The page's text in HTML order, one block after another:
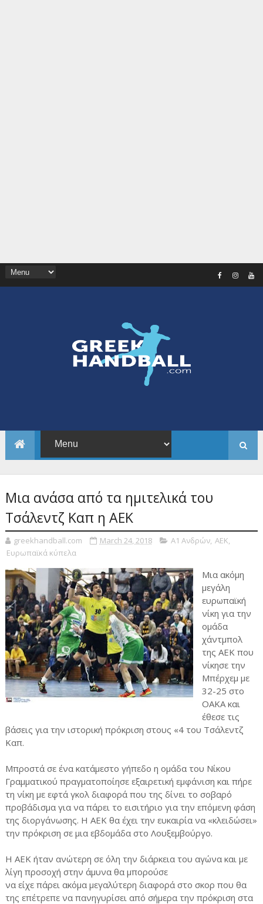
Μια ανάσα από τα ημιτελικά του
Τσάλεντζ Καπ η ΑΕΚ
greekhandball.com March 24, 2018 Α1 Ανδρών, ΑΕΚ,
Ευρωπαϊκά κύπελα
Μια ακόμη
μεγάλη
ευρωπαϊκή
νίκη για την
ομάδα
χάντμπολ
της ΑΕΚ που
νίκησε την
Μπέρχεμ με
32-25 στο
ΟΑΚΑ και
έθεσε τις
βάσεις για την ιστορική πρόκριση στους «4 του Τσάλεντζ
Καπ.
Μπροστά σε ένα κατάμεστο γήπεδο η ομάδα του Νίκου
Γραμματικού πραγματοποίησε εξαιρετική εμφάνιση και πήρε
τη νίκη με εφτά γκολ διαφορά που της δίνει το σοβαρό
προβάδισμα για να πάρει το εισιτήριο για την επόμενη φάση
της διοργάνωσης. Η ΑΕΚ θα έχει την ευκαιρία να «κλειδώσει»
την πρόκριση σε μια εβδομάδα στο Λουξεμβούργο.
Η ΑΕΚ ήταν ανώτερη σε όλη την διάρκεια του αγώνα και με
λίγη προσοχή στην άμυνα θα μπορούσε
να είχε πάρει ακόμα μεγαλύτερη διαφορά στο σκορ που θα
της επέτρεπε να πανηγυρίσει από σήμερα την πρόκριση στα